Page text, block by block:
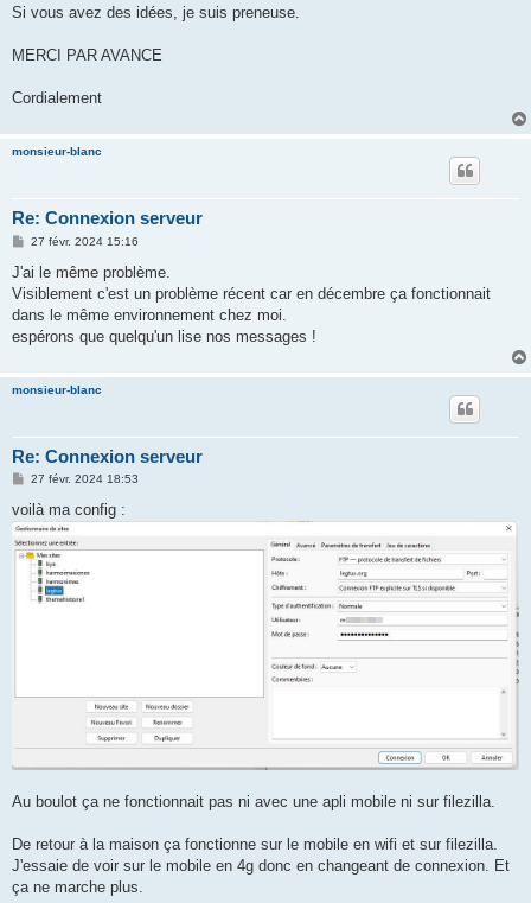
Si vous avez des idées, je suis preneuse.
MERCI PAR AVANCE
Cordialement
monsieur-blanc
Re: Connexion serveur
M
s
a
g
27 févr. 2024 15:16
J'ai le même problème.
Visiblement c'est un problème récent car en décembre ça fonctionnait
dans le même environnement chez moi.
espérons que quelqu'un lise nos messages !
monsieur-blanc
Re: Connexion serveur
M
s
s
a
g
e
27 févr. 2024 18:53
voilà ma config :
Au boulot ça ne fonctionnait pas ni avec une apli mobile ni sur filezilla.
De retour à la maison ça fonctionne sur le mobile en wifi et sur filezilla.
J'essaie de voir sur le mobile en 4g donc en changeant de connexion. Et
ça ne marche plus.